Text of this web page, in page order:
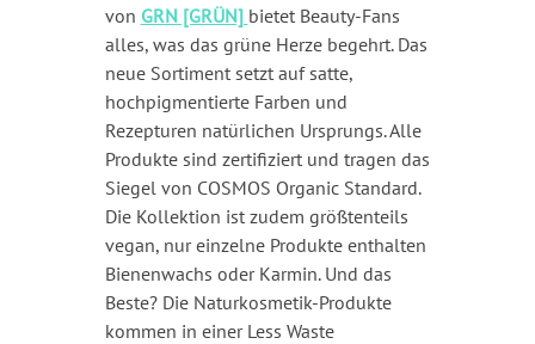
von GRN [GRÜN] bietet Beauty-Fans
alles, was das grüne Herze begehrt. Das
neue Sortiment setzt auf satte,
hochpigmentierte Farben und
Rezepturen natürlichen Ursprungs. Alle
Produkte sind zertifiziert und tragen das
Siegel von COSMOS Organic Standard.
Die Kollektion ist zudem größtenteils
vegan, nur einzelne Produkte enthalten
Bienenwachs oder Karmin. Und das
Beste? Die Naturkosmetik-Produkte
kommen in einer Less Waste